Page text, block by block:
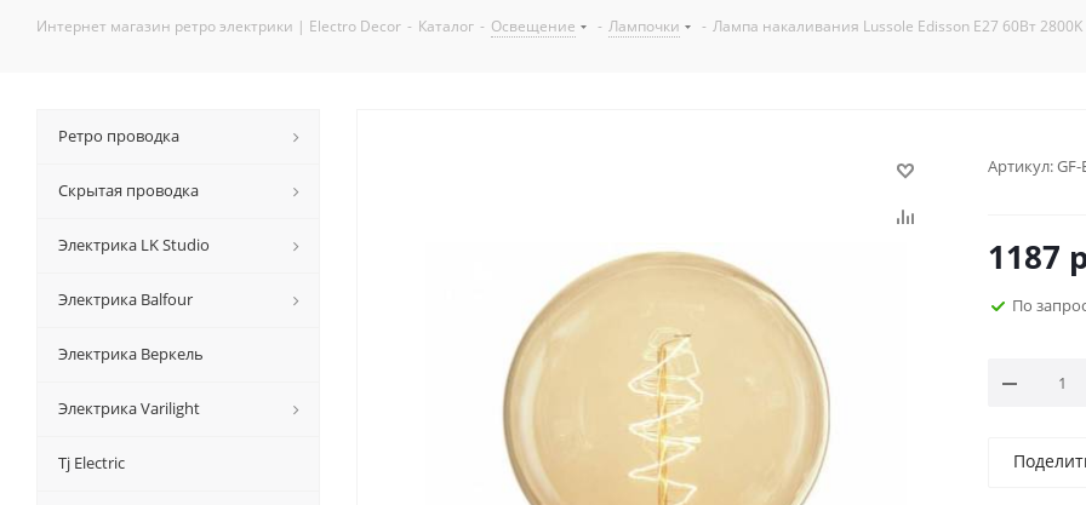
Интернет магазин ретро электрики | Electro Decor - Каталог - Освещение - Лампочки - Лампа накаливания Lussole Edisson E27 60Вт 2800K
Артикул:GF-
1187
По
Ретро проводка
Скрытая проводка
Электрика LK Studio
Электрика Balfour
Электрика Веркель
Электрика Varilight
Tj Electric